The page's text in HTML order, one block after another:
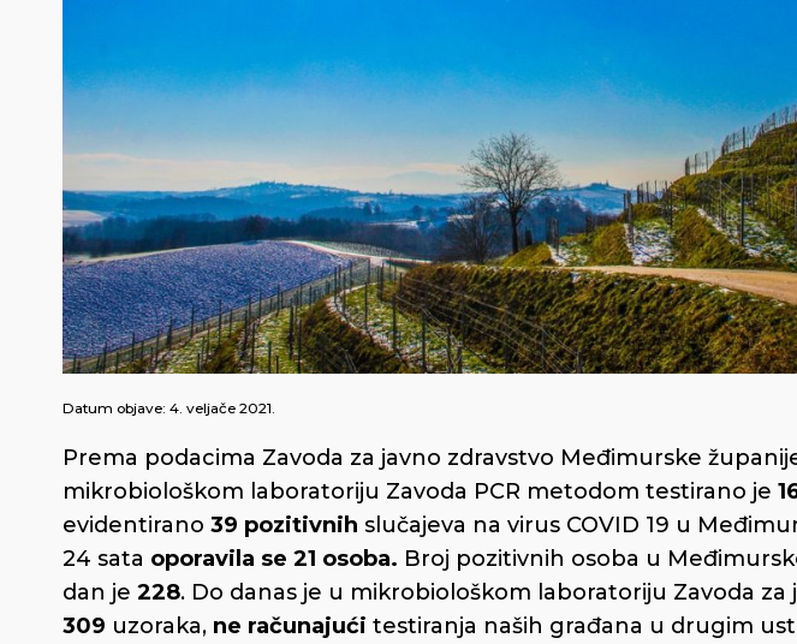
Datum objave: 4. veljače 2021.
Prema podacima Zavoda za javno zdravstvo Međimurske
mikrobiološkom laboratoriju Zavoda PCR metodom testirano je
evidentirano 39 pozitivnih slučajeva na virus COVID 19 u
24 sata oporavila se 21 osoba. Broj pozitivnih osoba u
dan je 228. Do danas je u mikrobiološkom laboratoriju Zavoda za
309 uzoraka, ne računajući testiranja naših građana u drugim